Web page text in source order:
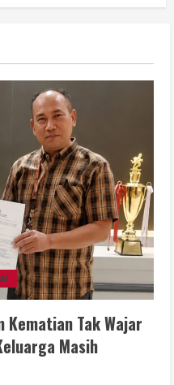
Tak Wajar
Masih